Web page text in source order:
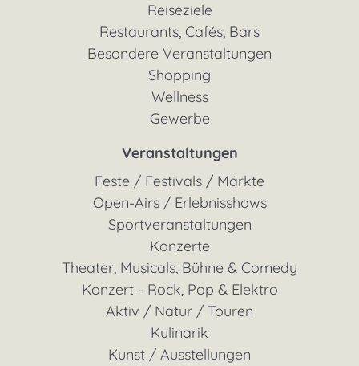
Reiseziele
Restaurants, Cafés, Bars
Besondere Veranstaltungen
Shopping
Wellness
Gewerbe
Veranstaltungen
Feste / Festivals / Märkte
Open-Airs / Erlebnisshows
Sportveranstaltungen
Konzerte
Theater, Musicals, Bühne & Comedy
Konzert - Rock, Pop & Elektro
Aktiv / Natur / Touren
Kulinarik
Kunst / Ausstellungen